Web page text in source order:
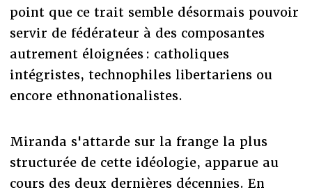
point que ce trait semble désormais pouvoir
servir de fédérateur à des composantes
autrement éloignées : catholiques
intégristes, technophiles libertariens ou
encore ethnonationalistes.
Miranda s'attarde sur la frange la plus
structurée de cette idéologie, apparue au
cours des deux dernières décennies. En